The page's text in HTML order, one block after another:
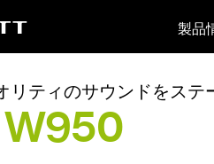
製品
リティのサウンドをステ